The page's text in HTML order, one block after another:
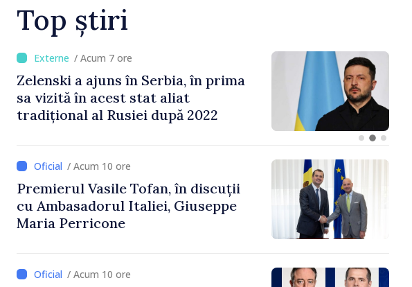
Top știri
/ Acum 10 ore
Perspectivele cooperării moldo-
turce, discutate de Prim-ministrul
Vasile Tofan și Ambasadorul Turciei,
/ Acum 10 ore
Premierul Vasile Tofan, în discuții
cu Ambasadorul Italiei, Giuseppe
Maria Perricone
/ Acum 10 ore